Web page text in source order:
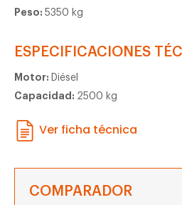
Peso: 5350 kg
ESPECIFICACIONES
Motor: Diésel
Capacidad: 2500 kg
Ver ficha técnica
COMPARADOR